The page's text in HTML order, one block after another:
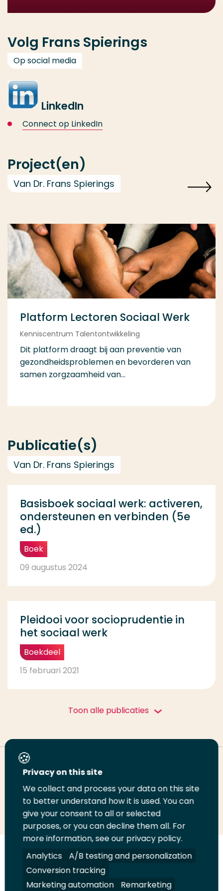
Volg Frans Spierings
Op social media
LinkedIn
Connect op LinkedIn
Project(en)
Van Dr. Frans Spierings
Platform Lectoren Sociaal Werk
Kenniscentrum Talentontwikkeling
Dit platform draagt bij aan preventie van
gezondheidsproblemen en bevorderen van
samen zorgzaamheid van...
Publicatie(s)
Van Dr. Frans Spierings
Basisboek sociaal werk: activeren,
ondersteunen en verbinden (5e
ed.)
Boek
09 augustus 2024
Pleidooi voor socioprudentie in
het sociaal werk
Boekdeel
15 februari 2021
Toon alle publicaties
Deel deze pagina
Deel
LinkedIn
Deel
op
Twitter
Deel
op
Facebook
Email
deze
pagina
Print
deze
pagina
Volg
ons
op
Volg
ons
op
Volg
ons
op
Volg
ons
op
Juridisch Security A-Z Index Contact
Privacy on this site
We collect and process your data on this site
to better understand how it is used. You can
give your consent to all or selected
purposes, or you can decline them all. For
more information, see our privacy policy.
Analytics
A/B testing and personalization
Conversion tracking
Marketing automation
Remarketing